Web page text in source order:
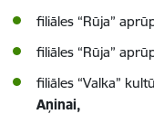
filiāles “Rūja”
filiāles “Rūja”
filiāles “Valka”
Aņinai,